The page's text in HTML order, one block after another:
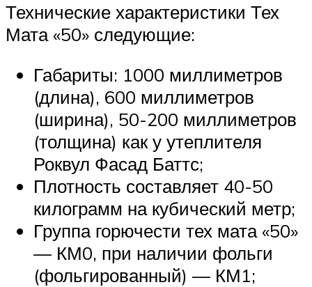
Технические характеристики Тех
Мата «50» следующие:
Габариты: 1000 миллиметров
(длина), 600 миллиметров
(ширина), 50-200 миллиметров
(толщина) как у утеплителя
Роквул Фасад Баттс;
Плотность составляет 40-50
килограмм на кубический метр;
Группа горючести тех мата «50»
— КМ0, при наличии фольги
(фольгированный) — КМ1;